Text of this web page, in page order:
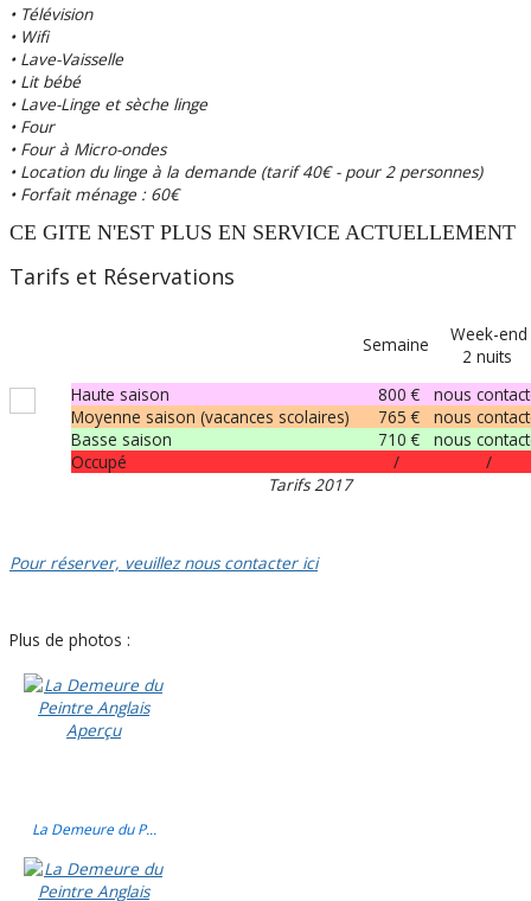
• Télévision
• Wifi
• Lave-Vaisselle
• Lit bébé
• Lave-Linge et sèche linge
• Four
• Four à Micro-ondes
• Location du linge à la demande (tarif 40€ - pour 2 personnes)
• Forfait ménage : 60€
CE GITE N'EST PLUS EN SERVICE ACTUELLEMENT
Tarifs et Réservations
Semaine
Week-end
2 nuits
Haute saison
800 €
nous
Moyenne saison (vacances scolaires)
765 €
nous
Basse saison
710 €
nous
Occupé
/
/
Tarifs 2017
Pour réserver, veuillez nous contacter ici
Plus de photos :
La Demeure du P...